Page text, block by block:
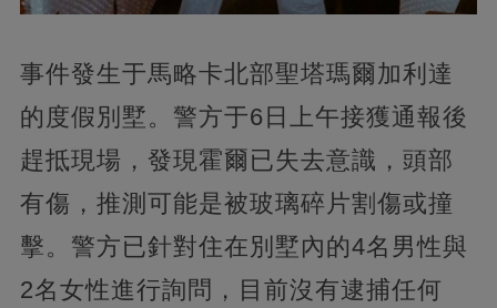
事件發生于馬略卡北部聖塔瑪爾加利達
的度假別墅。警方于6日上午接獲通報後
趕抵現場，發現霍爾已失去意識，頭部
有傷，推測可能是被玻璃碎片割傷或撞
擊。警方已針對住在別墅內的4名男性與
2名女性進行詢問，目前沒有逮捕任何